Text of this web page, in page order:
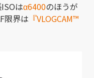
はα6400のほうが
限界は 『VLOGCAM™